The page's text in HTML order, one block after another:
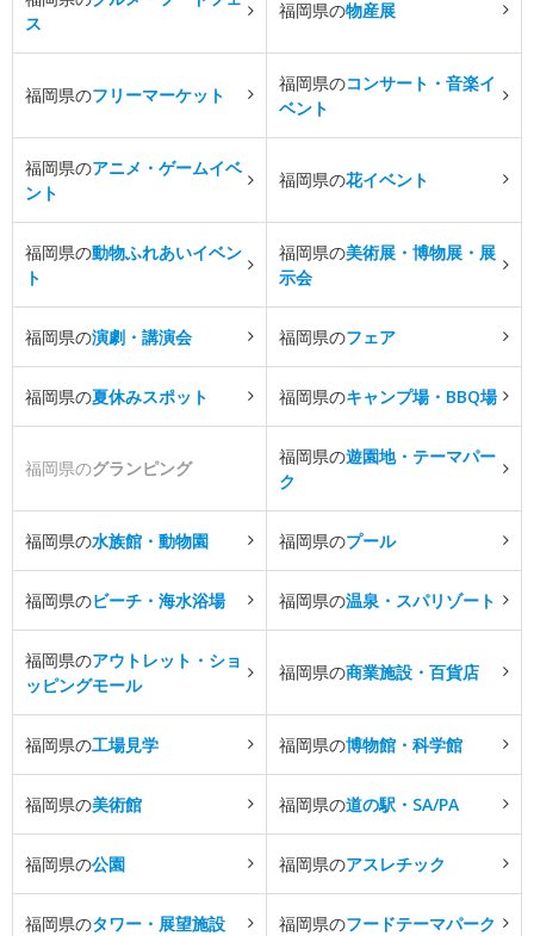
ス
福岡県の物産展
福岡県のフリーマーケット
福岡県のコンサート・音楽イ
ベント
福岡県のアニメ・ゲームイベ
ント
福岡県の花イベント
福岡県の動物ふれあいイベン
ト
福岡県の美術展・博物展・展
示会
福岡県の演劇・講演会 福岡県のフェア
福岡県の夏休みスポット 福岡県のキャンプ場・BBQ場
福岡県のグランピング
福岡県の遊園地・テーマパー
ク
福岡県の水族館・動物園 福岡県のプール
福岡県のビーチ・海水浴場 福岡県の温泉・スパリゾート
福岡県のアウトレット・ショ
ッピングモール
福岡県の商業施設・百貨店
福岡県の工場見学 福岡県の博物館・科学館
福岡県の美術館 福岡県の道の駅・SA/PA
福岡県の公園 福岡県のアスレチック
福岡県のタワー・展望施設 福岡県のフードテーマパーク